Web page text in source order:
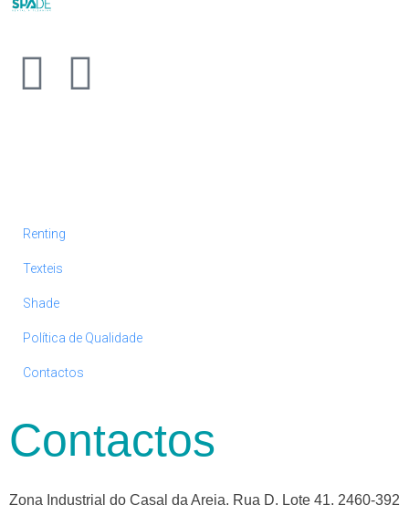
Renting
Texteis
Shade
Política de Qualidade
Contactos
Contactos
Zona Industrial do Casal da Areia, Rua D, Lote 41, 2460-392